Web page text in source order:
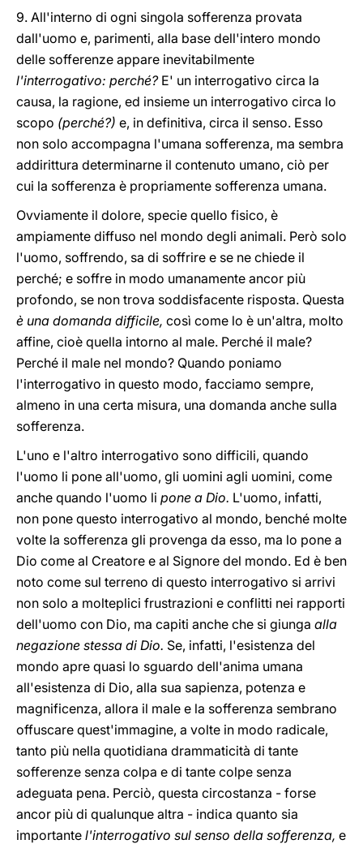
9. All'interno di ogni singola sofferenza provata
dall'uomo e, parimenti, alla base dell'intero mondo
delle sofferenze appare inevitabilmente
l'interrogativo: perché? E' un interrogativo circa la
causa, la ragione, ed insieme un interrogativo circa lo
scopo (perché?) e, in definitiva, circa il senso. Esso
non solo accompagna l'umana sofferenza, ma sembra
addirittura determinarne il contenuto umano, ciò per
cui la sofferenza è propriamente sofferenza umana.
Ovviamente il dolore, specie quello fisico, è
ampiamente diffuso nel mondo degli animali. Però solo
l'uomo, soffrendo, sa di soffrire e se ne chiede il
perché; e soffre in modo umanamente ancor più
profondo, se non trova soddisfacente risposta. Questa
è una domanda difficile, così come lo è un'altra, molto
affine, cioè quella intorno al male. Perché il male?
Perché il male nel mondo? Quando poniamo
l'interrogativo in questo modo, facciamo sempre,
almeno in una certa misura, una domanda anche sulla
sofferenza.
L'uno e l'altro interrogativo sono difficili, quando
l'uomo li pone all'uomo, gli uomini agli uomini, come
anche quando l'uomo li pone a Dio. L'uomo, infatti,
non pone questo interrogativo al mondo, benché molte
volte la sofferenza gli provenga da esso, ma lo pone a
Dio come al Creatore e al Signore del mondo. Ed è ben
noto come sul terreno di questo interrogativo si arrivi
non solo a molteplici frustrazioni e conflitti nei rapporti
dell'uomo con Dio, ma capiti anche che si giunga alla
negazione stessa di Dio. Se, infatti, l'esistenza del
mondo apre quasi lo sguardo dell'anima umana
all'esistenza di Dio, alla sua sapienza, potenza e
magnificenza, allora il male e la sofferenza sembrano
offuscare quest'immagine, a volte in modo radicale,
tanto più nella quotidiana drammaticità di tante
sofferenze senza colpa e di tante colpe senza
adeguata pena. Perciò, questa circostanza - forse
ancor più di qualunque altra - indica quanto sia
importante l'interrogativo sul senso della sofferenza, e